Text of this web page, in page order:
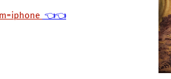
👈👈